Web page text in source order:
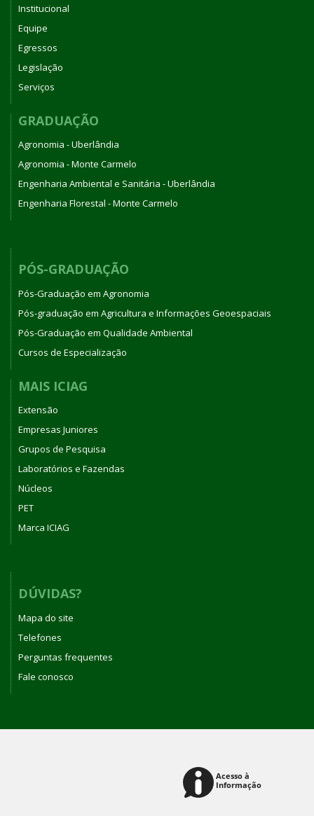
Institucional
Equipe
Egressos
Legislação
Serviços
GRADUAÇÃO
Agronomia - Uberlândia
Agronomia - Monte Carmelo
Engenharia Ambiental e Sanitária - Uberlândia
Engenharia Florestal - Monte Carmelo
PÓS-GRADUAÇÃO
Pós-Graduação em Agronomia
Pós-graduação em Agricultura e Informações Geoespaciais
Pós-Graduação em Qualidade Ambiental
Cursos de Especialização
MAIS ICIAG
Extensão
Empresas Juniores
Grupos de Pesquisa
Laboratórios e Fazendas
Núcleos
PET
Marca ICIAG
DÚVIDAS?
Mapa do site
Telefones
Perguntas frequentes
Fale conosco